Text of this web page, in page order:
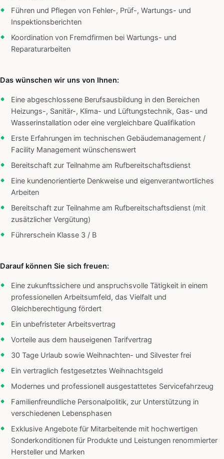
Führen und Pflegen von Fehler-, Prüf-, Wartungs- und
Inspektionsberichten
Koordination von Fremdfirmen bei Wartungs- und
Reparaturarbeiten
Das wünschen wir uns von Ihnen:
Eine abgeschlossene Berufsausbildung in den Bereichen
Heizungs-, Sanitär-, Klima- und Lüftungstechnik, Gas- und
Wasserinstallation oder eine vergleichbare Qualifikation
Erste Erfahrungen im technischen Gebäudemanagement /
Facility Management wünschenswert
Bereitschaft zur Teilnahme am Rufbereitschaftsdienst
Eine kundenorientierte Denkweise und eigenverantwortliches
Arbeiten
Bereitschaft zur Teilnahme am Rufbereitschaftsdienst (mit
zusätzlicher Vergütung)
Führerschein Klasse 3 / B
Darauf können Sie sich freuen:
Eine zukunftssichere und anspruchsvolle Tätigkeit in einem
professionellen Arbeitsumfeld, das Vielfalt und
Gleichberechtigung fördert
Ein unbefristeter Arbeitsvertrag
Vorteile aus dem hauseigenen Tarifvertrag
30 Tage Urlaub sowie Weihnachten- und Silvester frei
Ein vertraglich festgesetztes Weihnachtsgeld
Modernes und professionell ausgestattetes Servicefahrzeug
Familienfreundliche Personalpolitik, zur Unterstützung in
verschiedenen Lebensphasen
Exklusive Angebote für Mitarbeitende mit hochwertigen
Sonderkonditionen für Produkte und Leistungen renommierter
Hersteller und Marken